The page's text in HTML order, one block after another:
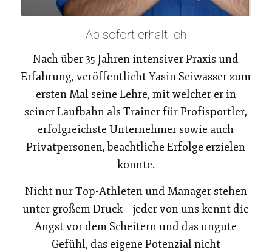
Ab sofort erhältlich
Nach über 35 Jahren intensiver Praxis und
Erfahrung, veröffentlicht Yasin Seiwasser zum
ersten Mal seine Lehre, mit welcher er in
seiner Laufbahn als Trainer für Profisportler,
erfolgreichste Unternehmer sowie auch
Privatpersonen, beachtliche Erfolge erzielen
konnte.
Nicht nur Top-Athleten und Manager stehen
unter großem Druck – jeder von uns kennt die
Angst vor dem Scheitern und das ungute
Gefühl, das eigene Potenzial nicht